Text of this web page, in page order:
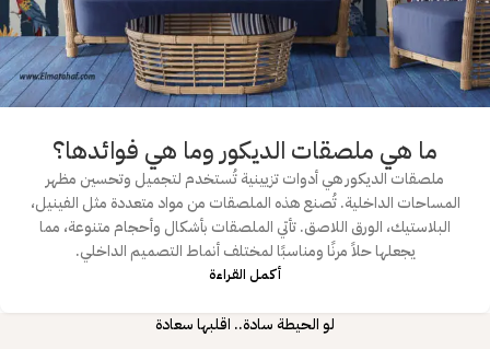
ما هي ملصقات الديكور وما هي فوائدها؟
ملصقات الديكور هي أدوات تزيينية تُستخدم لتجميل وتحسين مظهر
المساحات الداخلية. تُصنع هذه الملصقات من مواد متعددة مثل الفينيل،
البلاستيك، الورق اللاصق. تأتي الملصقات بأشكال وأحجام متنوعة، مما
يجعلها حلاً مرنًا ومناسبًا لمختلف أنماط التصميم الداخلي.
أكمـل القـراءة
لو الحيطة سادة.. اقلبها سعادة